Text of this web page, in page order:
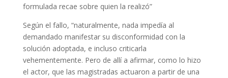
formulada recae sobre quien la realizó”
Según el fallo, “naturalmente, nada impedía al
demandado manifestar su disconformidad con la
solución adoptada, e incluso criticarla
vehementemente. Pero de allí a afirmar, como lo hizo
el actor, que las magistradas actuaron a partir de una